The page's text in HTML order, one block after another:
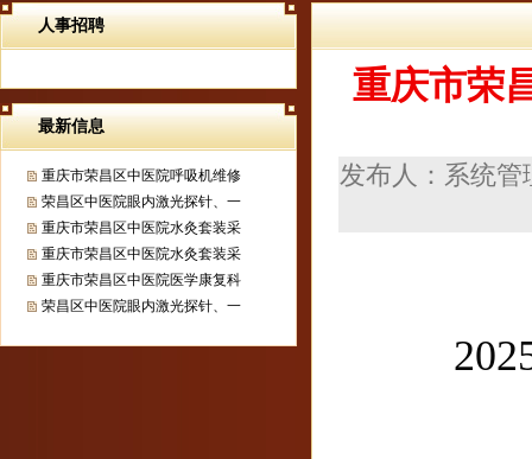
人事招聘
最新信息
重庆市荣昌区中医院呼吸机维修
荣昌区中医院眼内激光探针、一
重庆市荣昌区中医院水灸套装采
重庆市荣昌区中医院水灸套装采
重庆市荣昌区中医院医学康复科
荣昌区中医院眼内激光探针、一
重庆市荣
发布人：系统管
202